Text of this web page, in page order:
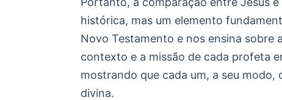
histórica, mas um elemento
Novo Testamento e nos ensina sobre
contexto e a missão de cada profeta
mostrando que cada um, a seu
divina.